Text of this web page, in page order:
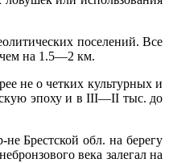
поселений. Все
чем на 1.5—2 км.
не о четких культурных и
эпоху и в III—II тыс. до
Брестской обл. на берегу
века залегал на